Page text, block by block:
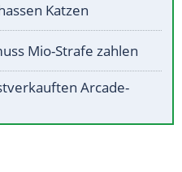
Katzen
Mio-Strafe zahlen
Arcade-